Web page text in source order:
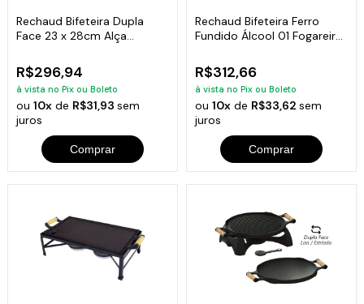
Rechaud Bifeteira Dupla
Face 23 x 28cm Alça
R$296,94
à vista no Pix ou Boleto
ou10x de R$31,93sem
juros
Comprar
Rechaud Bifeteira Ferro
Fundido Álcool 01 Fogareiro
R$312,66
à vista no Pix ou Boleto
ou 10xde R$33,62 sem
juros
Comprar